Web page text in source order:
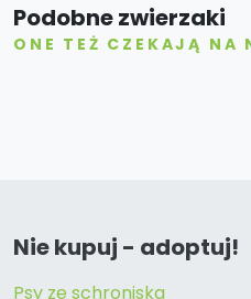
Podobne zwierzaki
ONE TEŻ CZEKAJĄ NA
Nie kupuj - adoptuj!
Psy ze schroniska